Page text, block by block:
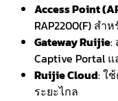
Access Point
RAP2200(F) สำ
Gateway Ruijie:
Captive Portal
Ruijie Cloud: ใ
ระยะไกล